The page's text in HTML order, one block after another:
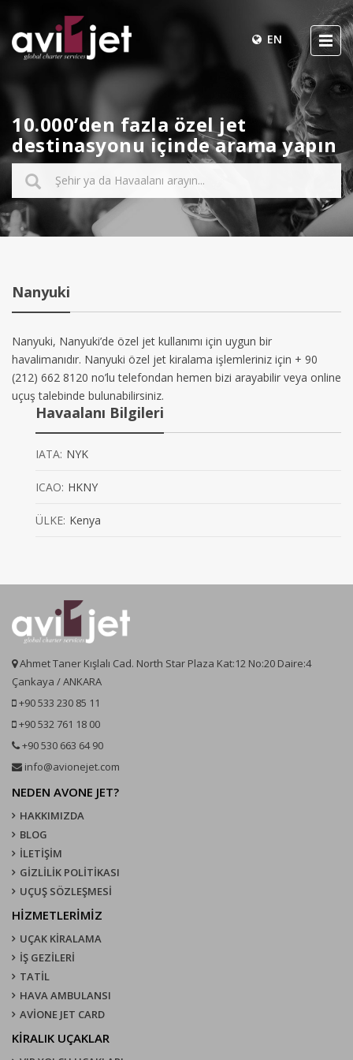
EN
10.000’den fazla özel jet
destinasyonu içinde arama yapın
Nanyuki
Nanyuki, Nanyuki’de özel jet kullanımı için uygun bir
havalimanıdır. Nanyuki özel jet kiralama işlemleriniz için + 90
(212) 662 8120 no’lu telefondan hemen bizi arayabilir veya online
uçuş talebinde bulunabilirsiniz.
Havaalanı Bilgileri
IATA: NYK
ICAO: HKNY
ÜLKE: Kenya
Ahmet Taner Kışlalı Cad. North Star Plaza Kat:12 No:20 Daire:4
Çankaya / ANKARA
+90 533 230 85 11
+90 532 761 18 00
+90 530 663 64 90
info@avionejet.com
NEDEN AVONE JET?
HAKKIMIZDA
BLOG
İLETİŞİM
GİZLİLİK POLİTİKASI
UÇUŞ SÖZLEŞMESI
HİZMETLERİMİZ
UÇAK KIRALAMA
İŞ GEZİLERİ
TATİL
HAVA AMBULANSI
AVİONE JET CARD
KIRALIK UÇAKLAR